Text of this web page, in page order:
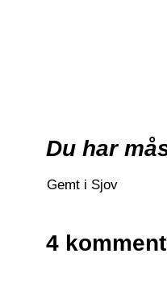
Du har
Gemt i Sjov
4